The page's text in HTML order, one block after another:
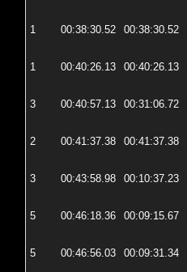
1 00:38:30.52 00:38:30.52
1 00:40:26.13 00:40:26.13
3 00:40:57.13 00:31:06.72
2 00:41:37.38 00:41:37.38
3 00:43:58.98 00:10:37.23
5 00:46:18.36 00:09:15.67
5 00:46:56.03 00:09:31.34